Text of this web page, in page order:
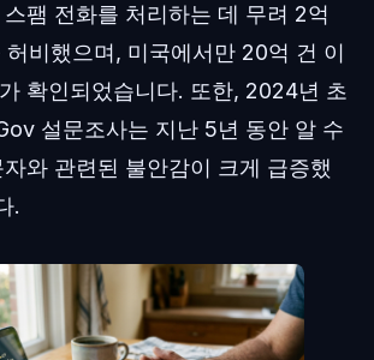
팸 전화를 처리하는 데 무려 2억
허비했으며, 미국에서만 20억 건 이
확인되었습니다. 또한, 2024년 초
설문조사는 지난 5년 동안 알 수
와 관련된 불안감이 크게 급증했
.